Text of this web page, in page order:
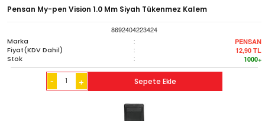
Pensan My-pen Vision 1.0 Mm Siyah Tükenmez Kalem
8692404223424
Marka
: PENSAN
Fiyat(KDV Dahil) : 12,90 TL
Stok : 1000+
- + Sepete Ekle